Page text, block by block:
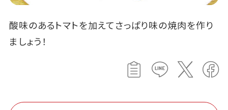
酸味のあるトマトを加えてさっぱり味の焼肉を作り
ましょう！